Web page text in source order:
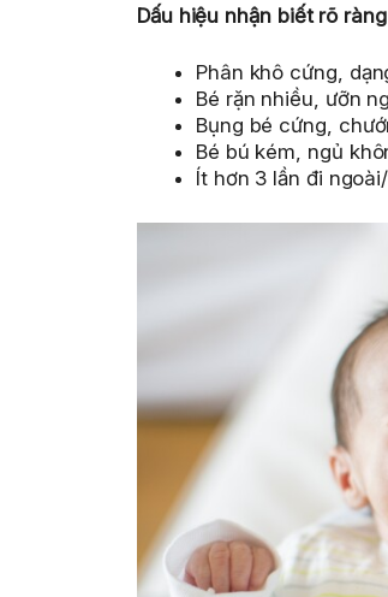
Dấu hiệu nhận biết rõ ràng
Phân khô cứng,
Bé rặn nhiều, ưỡn
Bụng bé cứng,
Bé bú kém, ngủ
Ít hơn 3 lần đi